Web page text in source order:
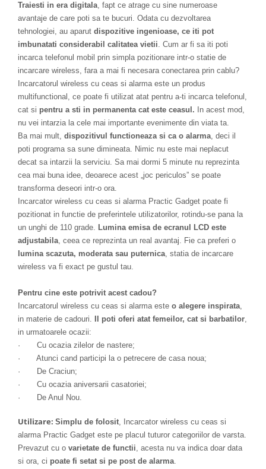
Traiesti in era digitala, fapt ce atrage cu sine numeroase
avantaje de care poti sa te bucuri. Odata cu dezvoltarea
tehnologiei, au aparut dispozitive ingenioase, ce iti pot
imbunatati considerabil calitatea vietii. Cum ar fi sa iti poti
incarca telefonul mobil prin simpla pozitionare intr-o statie de
incarcare wireless, fara a mai fi necesara conectarea prin cablu?
Incarcatorul wireless cu ceas si alarma este un produs
multifunctional, ce poate fi utilizat atat pentru a-ti incarca telefonul,
cat si pentru a sti in permanenta cat este ceasul. In acest mod,
nu vei intarzia la cele mai importante evenimente din viata ta.
Ba mai mult, dispozitivul functioneaza si ca o alarma, deci il
poti programa sa sune dimineata. Nimic nu este mai neplacut
decat sa intarzii la serviciu. Sa mai dormi 5 minute nu reprezinta
cea mai buna idee, deoarece acest „joc periculos” se poate
transforma deseori intr-o ora.
Incarcator wireless cu ceas si alarma Practic Gadget poate fi
pozitionat in functie de preferintele utilizatorilor, rotindu-se pana la
un unghi de 110 grade. Lumina emisa de ecranul LCD este
adjustabila, ceea ce reprezinta un real avantaj. Fie ca preferi o
lumina scazuta, moderata sau puternica, statia de incarcare
wireless va fi exact pe gustul tau.
Pentru cine este potrivit acest cadou?
Incarcatorul wireless cu ceas si alarma este o alegere inspirata,
in materie de cadouri.
Il poti oferi atat femeilor, cat si barbatilor,
in urmatoarele ocazii:
· Cu ocazia zilelor de nastere;
· Atunci cand participi la o petrecere de casa noua;
· De Craciun;
· Cu ocazia aniversarii casatoriei;
· De Anul Nou.
Utilizare: Simplu de folosit, Incarcator wireless cu ceas si
alarma Practic Gadget este pe placul tuturor categoriilor de varsta.
Prevazut cu o varietate de functii, acesta nu va indica doar data
si ora, ci poate fi setat si pe post de alarma.